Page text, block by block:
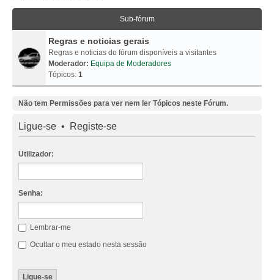
Sub-fórum
Regras e noticias gerais
Regras e noticias do fórum disponíveis a visitantes
Moderador: Equipa de Moderadores
Tópicos: 1
Não tem Permissões para ver nem ler Tópicos neste Fórum.
Ligue-se • Registe-se
Utilizador:
Senha:
Lembrar-me
Ocultar o meu estado nesta sessão